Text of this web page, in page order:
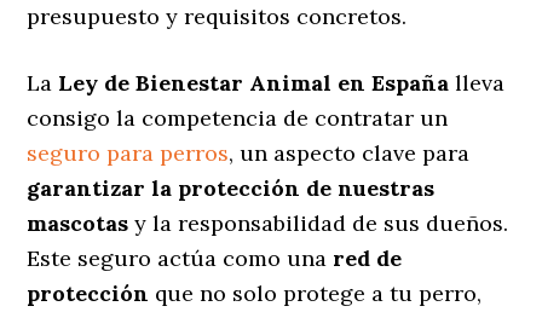
presupuesto y requisitos concretos.
La Ley de Bienestar Animal en España lleva
consigo la competencia de contratar un
seguro para perros, un aspecto clave para
garantizar la protección de nuestras
mascotas y la responsabilidad de sus dueños.
Este seguro actúa como una red de
protección que no solo protege a tu perro,